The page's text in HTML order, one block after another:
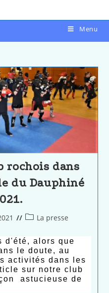
Menu
rochois dans
du Dauphiné
La presse
d'été, alors que
le doute, au
activités dans les
sur notre club
astucieuse de